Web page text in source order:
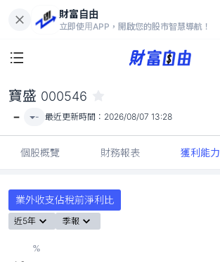
財富自由
立即使用APP，開啟您的股市智慧導航！
-
寶盛 000546
- - 最近更新時間： 2026/08/07 13:28
個股概覽 財務報表 獲利能力
業外收支佔稅前淨利比
近5年 季報